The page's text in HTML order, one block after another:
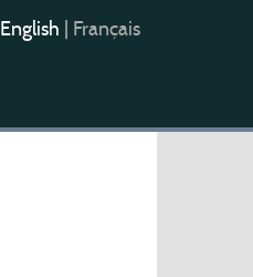
English Français